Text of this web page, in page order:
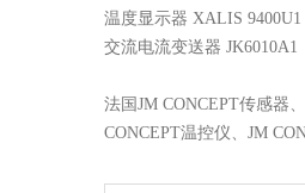
温度显示器 XALIS 9400U1
交流电流变送器 JK6010A1
法国 JM CONCEPT传感器 、
CONCEPT温控仪 、 JM